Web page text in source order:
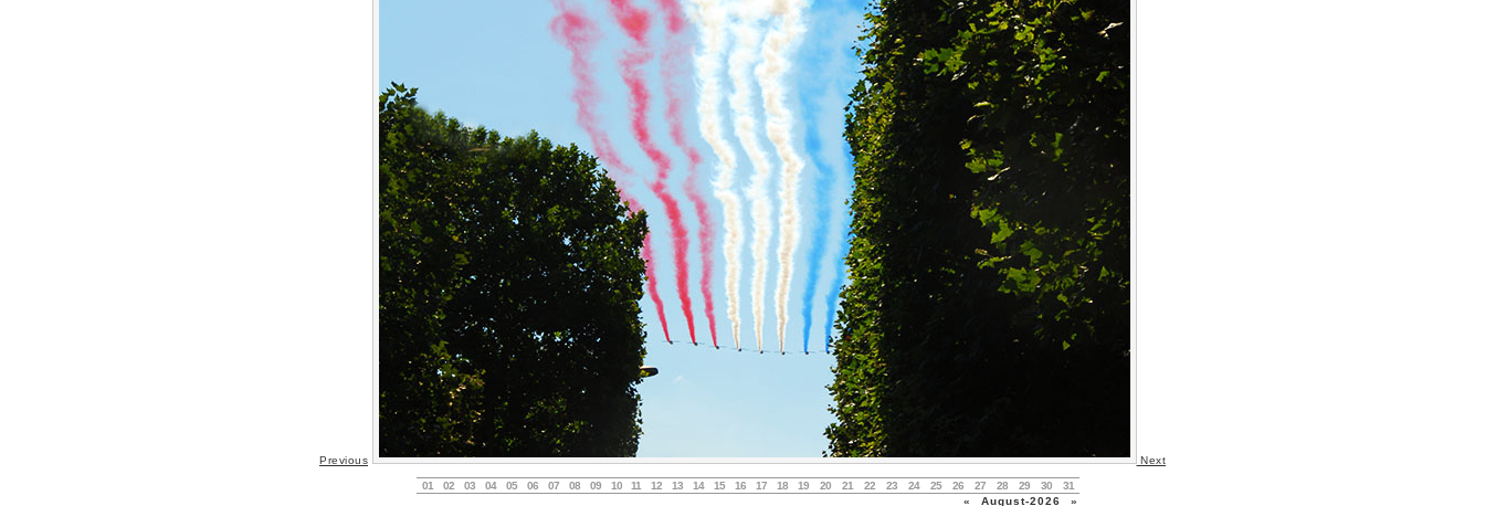
Previous Next
01 02 03 04 05 06 07 08 09 10 11 12 13 14 15 16 17 18 19 20 21 22 23 24 25 26 27 28 29 30
31
«
August-2026 »